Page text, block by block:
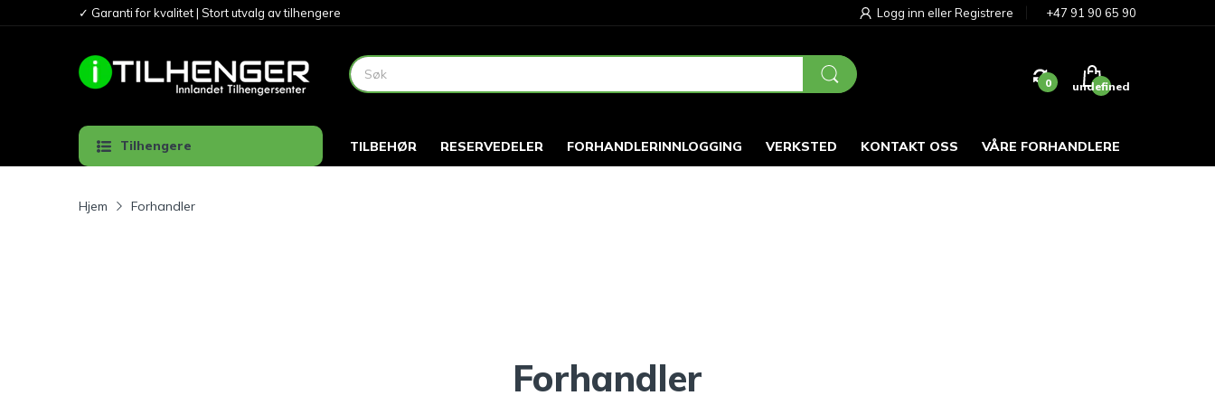
✓ Garanti for kvalitet | Stort utvalg av tilhengere Logg inn ellerRegistrere +47 91 90 65 90
0 undefined
Tilhengere TILBEHØR RESERVEDELER FORHANDLERINNLOGGING VERKSTED KONTAKT OSS VÅRE FORHANDLERE
Hjem Forhandler
Forhandler